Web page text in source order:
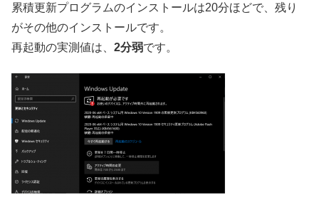
累積更新プログラムのインストールは20分ほどで、残り
がその他のインストールです。
再起動の実測値は、 2分弱です。